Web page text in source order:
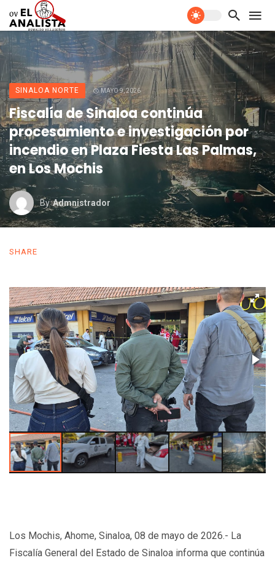
SINALOA NORTE MAYO 9, 2026
Fiscalía de Sinaloa continúa
procesamiento e investigación por
incendio en Plaza Fiesta Las Palmas,
en Los Mochis
By Admnistrador
SHARE
Los Mochis, Ahome, Sinaloa, 08 de mayo de 2026.- La
Fiscalía General del Estado de Sinaloa informa que continúa